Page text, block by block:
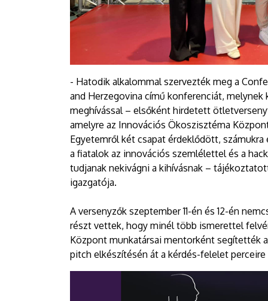
- Hatodik alkalommal szervezték meg a
and Herzegovina című konferenciát,
meghívással – elsőként hirdetett
amelyre az Innovációs Ökoszisztéma
Egyetemről két csapat érdeklődött,
a fiatalok az innovációs szemlélettel és a
tudjanak nekivágni a kihívásnak –
igazgatója.
A versenyzők szeptember 11-én és 12-én
részt vettek, hogy minél több ismerettel
Központ munkatársai mentorként segítették
pitch elkészítésén át a kérdés-felelet